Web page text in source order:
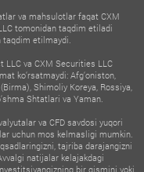
va mahsulotlar faqat CXM
tomonidan taqdim etiladi
taqdim etilmaydi.
LLC va CXM Securities LLC
ko‘rsatmaydi: Afg‘oniston,
Shimoliy Koreya, Rossiya,
Shtatlari va Yaman.
va CFD savdosi yuqori
uchun mos kelmasligi mumkin.
tajriba darajangizni
natijalar kelajakdagi
bir qismini yoki